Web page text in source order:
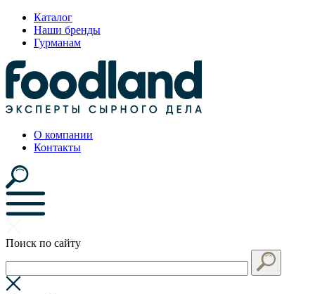
Каталог
Наши бренды
Гурманам
О компании
Контакты
Поиск по сайту